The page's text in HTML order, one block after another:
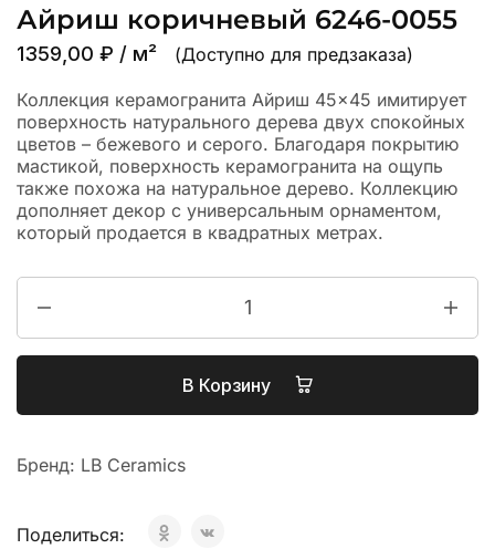
Айриш коричневый 6246-0055
1359,00 ₽ / м² (Доступно для предзаказа)
Коллекция керамогранита Айриш 45×45 имитирует
поверхность натурального дерева двух спокойных
цветов – бежевого и серого. Благодаря покрытию
мастикой, поверхность керамогранита на ощупь
также похожа на натуральное дерево. Коллекцию
дополняет декор с универсальным орнаментом,
который продается в квадратных метрах.
В Корзину
Бренд: LB Ceramics
Поделиться: